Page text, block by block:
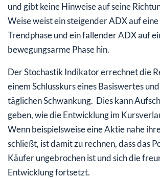
und gibt keine Hinweise auf seine
Weise weist ein steigender ADX auf
Trendphase und ein fallender ADX auf
bewegungsarme Phase hin.
Der Stochastik Indikator errechnet die
einem Schlusskurs eines Basiswertes
täglichen Schwankung. Dies kann
geben, wie die Entwicklung im
Wenn beispielsweise eine Aktie nahe
schließt, ist damit zu rechnen, dass das
Käufer ungebrochen ist und sich die
Entwicklung fortsetzt.